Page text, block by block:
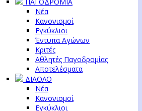
ΠΑΓΟΔΡΟΜΙΑ
Νέα
Κανονισμοί
Εγκύκλιοι
Έντυπα Αγώνων
Κριτές
Αθλητές Παγοδρομίας
Αποτελέσματα
ΔΙΑΘΛΟ
Νέα
Κανονισμοί
Εγκύκλιοι